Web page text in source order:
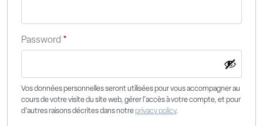
Password *
Vos données personnelles seront utilisées pour vous accompagner au
cours de votre visite du site web, gérer l’accès à votre compte, et pour
d’autres raisons décrites dans notreprivacy policy.